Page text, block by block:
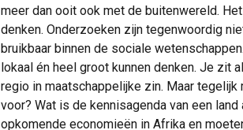
meer dan ooit ook met de buitenwereld.
denken. Onderzoeken zijn tegenwoordig
bruikbaar binnen de sociale
lokaal én heel groot kunnen denken. Je zit
regio in maatschappelijke zin. Maar tegelijk
voor? Wat is de kennisagenda van een
opkomende economieën in Afrika en